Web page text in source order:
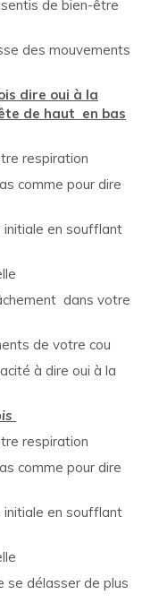
de bien-être
des mouvements
dire oui à la
de haut en bas
respiration
comme pour dire
en soufflant
dans votre
de votre cou
à dire oui à la
respiration
comme pour dire
en soufflant
se délasser de plus